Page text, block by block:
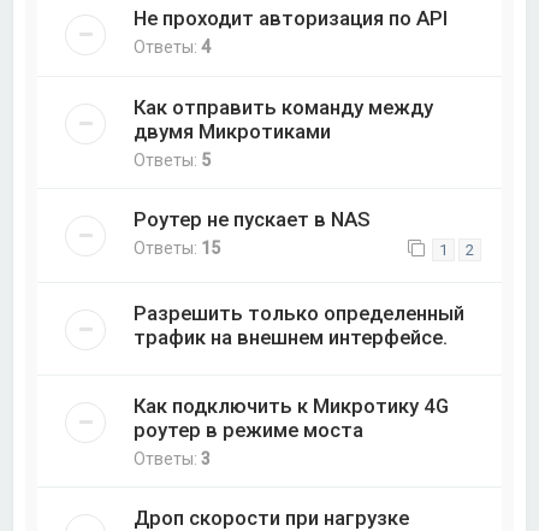
Не проходит авторизация по API
Ответы:4
Как отправить команду между
двумя Микротиками
Ответы: 5
Роутер не пускает в NAS
Ответы: 15 1 2
Разрешить только определенный
трафик на внешнем интерфейсе.
Как подключить к Микротику 4G
роутер в режиме моста
Ответы:3
Дроп скорости при нагрузке